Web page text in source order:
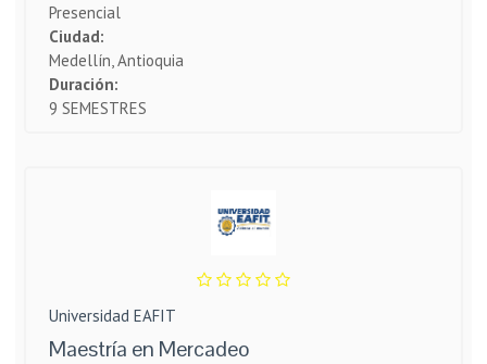
Presencial
Ciudad:
Medellín, Antioquia
Duración:
9 SEMESTRES
Universidad EAFIT
Maestría en Mercadeo